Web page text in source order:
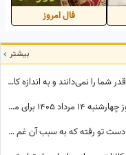
فال امروز
بیشتر
فال روزانه امروز جمعه 16 مرداد 1405 / اطرافیان قدر شما را نمی‌دانند و به اندازه کافی به شما ارزش نمی‌دهند، اما به زودی متوجه می‌شوید که ...
کائنات پیام ویژه ای برات داره / پیام انگیزشی امروز چهارشنبه 14 مرداد 1405 برای متولدین فروردین تا اسفند: اگر می‌خواهیش رهاش نکن + ویدئو
فال انبیاء امروز 5 شنبه 15 مرداد 1405 / چیزی از دست تو رفته که به سبب آن غم واندوه می‌خوری، اما ...